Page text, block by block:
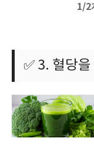
1/2
✅ 3. 혈당